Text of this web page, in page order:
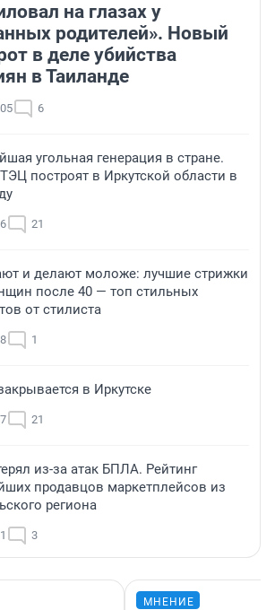
на глазах у
родителей». Новый
в деле убийства
в Таиланде
6
угольная генерация в стране.
построят в Иркутской области в
21
и делают моложе: лучшие стрижки
после 40 — топ стильных
от стилиста
1
в Иркутске
21
из-за атак БПЛА. Рейтинг
продавцов маркетплейсов из
региона
3
МНЕНИЕ